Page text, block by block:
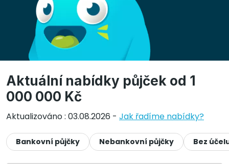
Aktuální nabídky půjček od 1
000 000 Kč
Aktualizováno : 03.08.2026 - Jak řadíme nabídky?
Bankovní půjčky Nebankovní půjčky Bez